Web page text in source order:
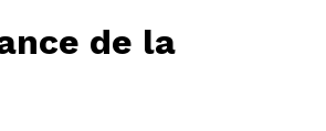
de la